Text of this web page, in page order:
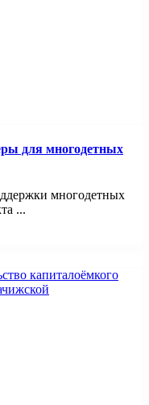
для многодетных
многодетных
...